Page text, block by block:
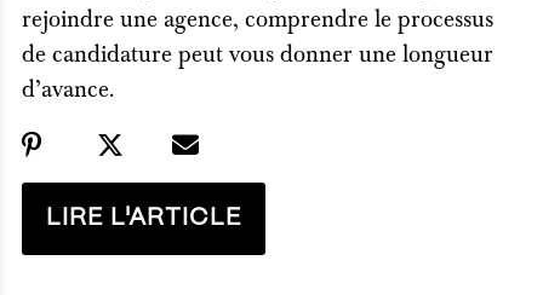
rejoindre une agence, comprendre le processus
de candidature peut vous donner une longueur
d’avance.
LIRE L'ARTICLE